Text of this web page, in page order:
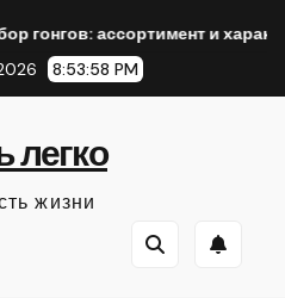
и характеристики
8:54:00 PM
легко
жизни